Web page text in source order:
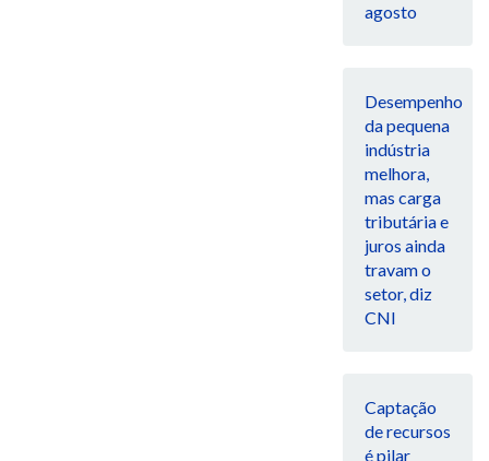
agosto
Desempenho
da pequena
indústria
melhora,
mas carga
tributária e
juros ainda
travam o
setor, diz
CNI
Captação
de recursos
é pilar